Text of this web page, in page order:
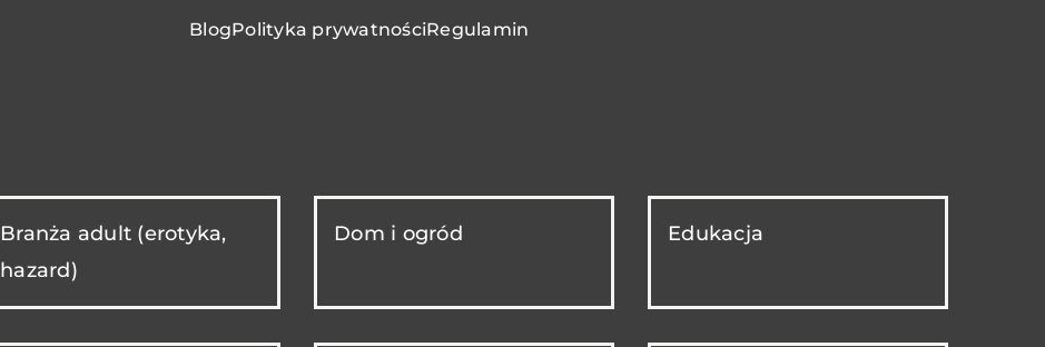
BlogPolityka prywatnościRegulamin
Branża adult (erotyka,
hazard)
Dom i ogród Edukacja